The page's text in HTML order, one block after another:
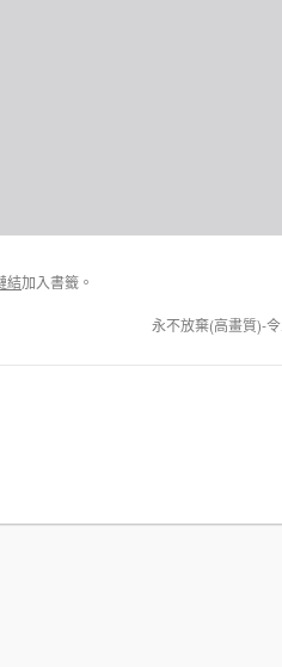
結加入書籤。
永不放棄(高畫質)-